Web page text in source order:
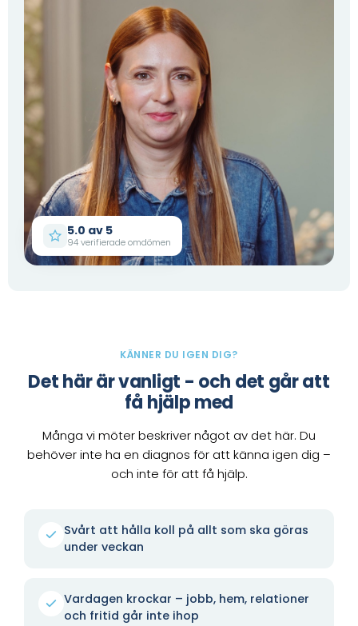
5.0 av 5
94 verifierade omdömen
KÄNNER DU IGEN DIG?
Det här är vanligt - och det går att
få hjälp med
Många vi möter beskriver något av det här. Du
behöver inte ha en diagnos för att känna igen dig –
och inte för att få hjälp.
Svårt att hålla koll på allt som ska göras
under veckan
Vardagen krockar – jobb, hem, relationer
och fritid går inte ihop